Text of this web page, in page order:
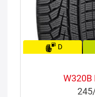
D
W320B